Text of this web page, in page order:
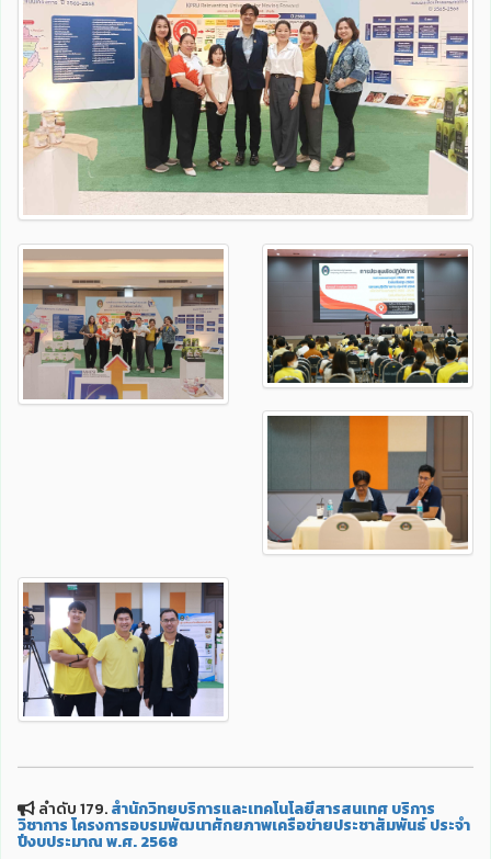
ลำดับ 179.สำนักวิทยบริการและเทคโนโลยีสารสนเทศ บริการ
วิชาการ โครงการอบรมพัฒนาศักยภาพเครือข่ายประชาสัมพันธ์ ประจำ
ปีงบประมาณ พ.ศ. 2568